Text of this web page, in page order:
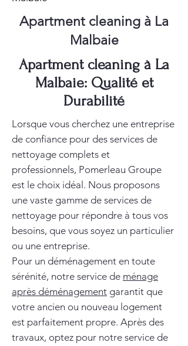
Apartment cleaning à La
Malbaie
Apartment cleaning à La
Malbaie: Qualité et
Durabilité
Lorsque vous cherchez une entreprise
de confiance pour des services de
nettoyage complets et
professionnels, Pomerleau Groupe
est le choix idéal. Nous proposons
une vaste gamme de services de
nettoyage pour répondre à tous vos
besoins, que vous soyez un particulier
ou une entreprise.
Pour un déménagement en toute
sérénité, notre service de ménage
après déménagement garantit que
votre ancien ou nouveau logement
est parfaitement propre. Après des
travaux, optez pour notre service de